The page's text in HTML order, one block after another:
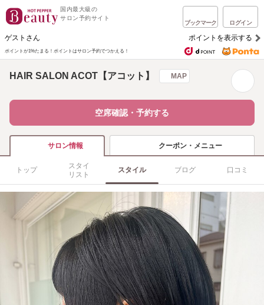
国内最大級の
サロン予約サイト
ブックマーク ログイン
ゲストさん ポイントを表示する
ポイントが1%たまる！ ポイントはサロン予約でつかえる！
HAIR SALON ACOT【アコット】 MAP
空席確認・予約する
サロン情報 クーポン・メニュー
トップ
スタイ
リスト
スタイル ブログ 口コミ